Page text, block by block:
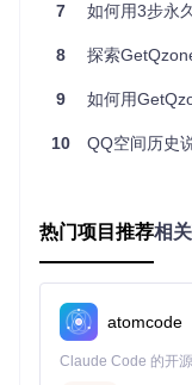
GetQzonehistory提
捷性：
二维码登录：运
Q扫码即可完成
账号密码登录：
工具的核心模块
实现高效数据抓取：
动态请求调度：
反爬机制。
增量采集：支持
备份数据。
7 如何用3步永久保
8 探索
9 如何用
10 QQ空间历史说
热门项目推荐相
atomcode